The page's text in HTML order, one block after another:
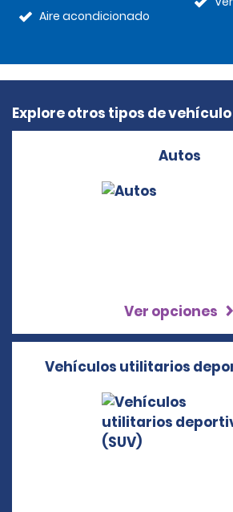
Aire acondicionado
Explore otros tipos de vehículo
Autos
Ver opciones
Vehículos utilitarios